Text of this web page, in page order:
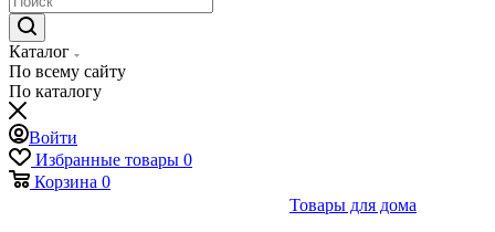
Каталог
По всему сайту
По каталогу
Войти
Избранные товары 0
Корзина 0
Товары для дома